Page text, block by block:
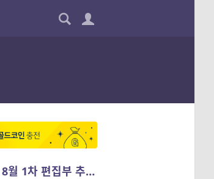
2026년 8월 1차 편집부 추천작